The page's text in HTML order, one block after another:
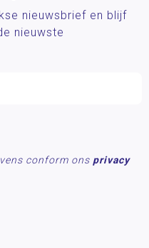
nieuwsbrief en blijf
nieuwste
conform ons privacy